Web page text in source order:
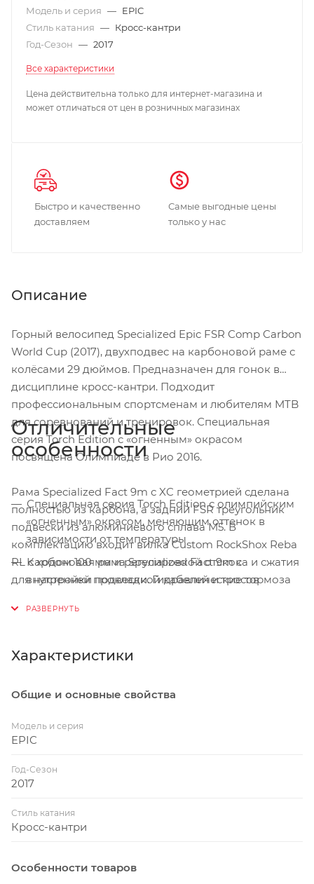
Модель и серия — EPIC
Стиль катания — Кросс-кантри
Год-Сезон — 2017
Все характеристики
Цена действительна только для интернет-магазина и
может отличаться от цен в розничных магазинах
Быстро и качественно
доставляем
Самые выгодные цены
только у нас
Описание
Горный велосипед Specialized Epic FSR Comp Carbon
World Cup (2017), двухподвес на карбоновой раме с
колёсами 29 дюймов. Предназначен для гонок в
дисциплине кросс-кантри. Подходит
профессиональным спортсменам и любителям MTB
для соревнований и тренировок. Специальная
серия Torch Edition c «огненным» окрасом
посвящена Олимпиаде в Рио 2016.
Рама Specialized Fact 9m с XC геометрией сделана
полностью из карбона, а задний FSR треугольник
подвески из алюминиевого сплава M5. В
комплектацию входит вилка Custom RockShox Reba
RL с ходом 100 мм и регулировкой отскока и сжатия
для настройки подвески. Гидравлические тормоза
мм впереди и 160 мм сзади.
Отличительные
особенности
Специальная серия Torch Edition c олимпийским
«огненным» окрасом, меняющим оттенок в
зависимости от температуры
Карбоновая рама Specialized Fact 9m с
внутренней прокладкой кабелей и тросов
колеса с ходом 95 мм для быстрых спусков и
Специальный кронштейн SWAT™ для крепления
Колёса размером 29 дюймов обладают лучшим
Характеристики
Общие и основные свойства
Модель и серия
EPIC
Год-Сезон
2017
Стиль катания
Кросс-кантри
Особенности товаров